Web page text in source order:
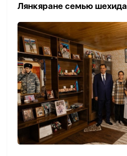
Лянкяране семью шехида